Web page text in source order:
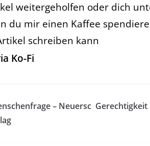
weitergeholfen oder dich
du mir einen Kaffee
schreiben kann
Ko-Fi
– Neuersc Gerechtigkeit